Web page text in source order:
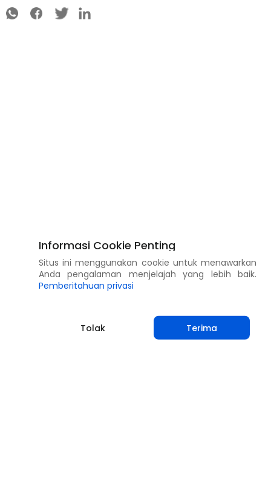
Informasi Cookie Penting
Situs ini menggunakan cookie untuk menawarkan
Anda pengalaman menjelajah yang lebih baik.
Pemberitahuan privasi
Tolak Terima